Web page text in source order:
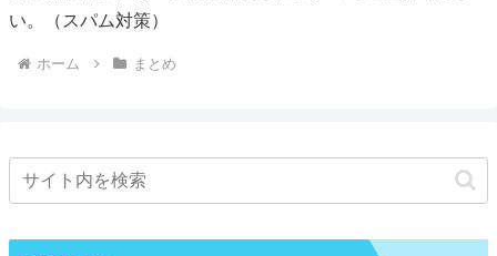
い。（スパム対策）
ホーム まとめ